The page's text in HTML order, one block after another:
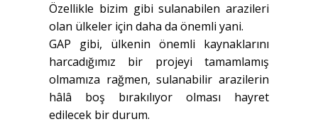
Özellikle bizim gibi sulanabilen arazileri
olan ülkeler için daha da önemli yani.
GAP gibi, ülkenin önemli kaynaklarını
harcadığımız bir projeyi tamamlamış
olmamıza rağmen, sulanabilir arazilerin
hâlâ boş bırakılıyor olması hayret
edilecek bir durum.